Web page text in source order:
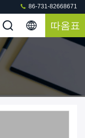
86-731-82668671
따옴표